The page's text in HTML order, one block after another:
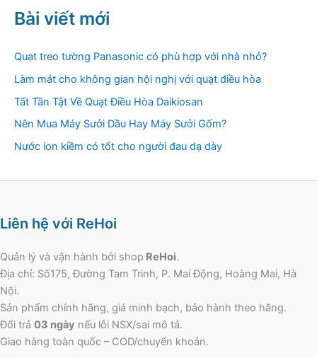
Bài viết mới
Quạt treo tường Panasonic có phù hợp với nhà nhỏ?
Làm mát cho không gian hội nghị với quạt điều hòa
Tất Tần Tật Về Quạt Điều Hòa Daikiosan
Nên Mua Máy Sưởi Dầu Hay Máy Sưởi Gốm?
Nước ion kiềm có tốt cho người đau dạ dày
Liên hệ với ReHoi
Quản lý và vận hành bởi shop ReHoi.
Địa chỉ: Số175, Đường Tam Trinh, P. Mai Động, Hoàng Mai, Hà
Nội.
Sản phẩm chính hãng, giá minh bạch, bảo hành theo hãng.
Đổi trả 03 ngày nếu lỗi NSX/sai mô tả.
Giao hàng toàn quốc – COD/chuyển khoản.